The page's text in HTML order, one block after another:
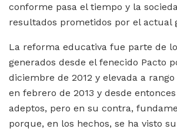
conforme pasa el tiempo y la
resultados prometidos por el actual
La reforma educativa fue parte de
generados desde el fenecido Pacto
diciembre de 2012 y elevada a
en febrero de 2013 y desde
adeptos, pero en su contra,
porque, en los hechos, se ha visto